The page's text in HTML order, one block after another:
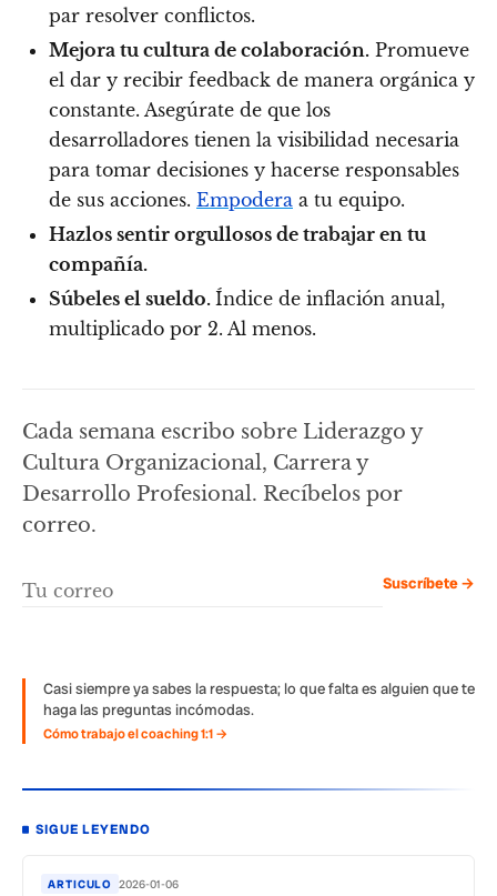
par resolver conflictos.
Mejora tu cultura de colaboración. Promueve
el dar y recibir feedback de manera orgánica y
constante. Asegúrate de que los
desarrolladores tienen la visibilidad necesaria
para tomar decisiones y hacerse responsables
de sus acciones. Empodera a tu equipo.
Hazlos sentir orgullosos de trabajar en tu
compañía.
Súbeles el sueldo. Índice de inflación anual,
multiplicado por 2. Al menos.
Cada semana escribo sobre Liderazgo y
Cultura Organizacional, Carrera y
Desarrollo Profesional. Recíbelos por
correo.
Suscríbete →
Casi siempre ya sabes la respuesta; lo que falta es alguien que te
haga las preguntas incómodas.
Cómo trabajo el coaching 1:1 →
SIGUE LEYENDO
ARTICULO 2026-01-06